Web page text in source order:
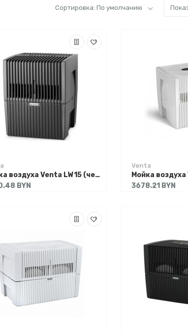
Сортировка: По умолчанию
Мойка воздуха Venta LW15 (черный)
BYN
Venta
3678.21 BYN